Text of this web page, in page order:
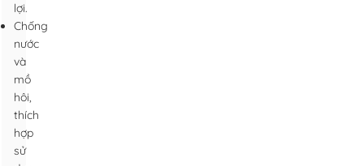
lợi.
Chống
nước
và
mồ
hôi,
thích
hợp
sử